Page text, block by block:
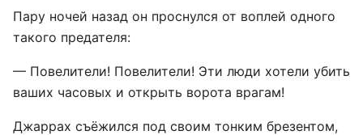
Пару ночей назад он проснулся от воплей одного
такого предателя:
— Повелители! Повелители! Эти люди хотели убить
ваших часовых и открыть ворота врагам!
Джаррах съёжился под своим тонким брезентом,